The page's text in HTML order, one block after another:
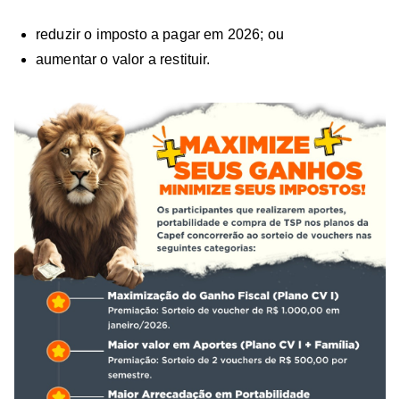
reduzir o imposto a pagar em 2026; ou
aumentar o valor a restituir.